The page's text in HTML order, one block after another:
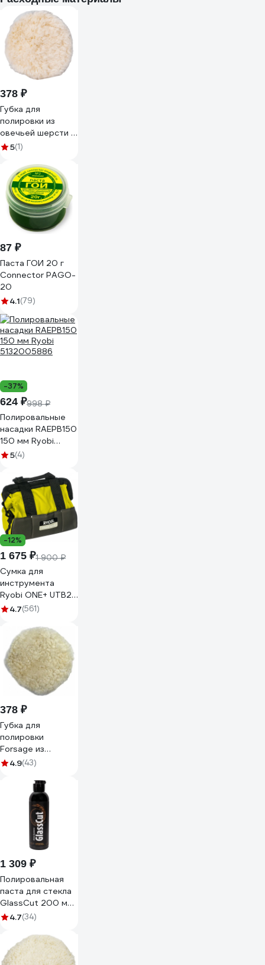
378 ₽
Губка для
полировки из
овечьей шерсти с
фиксацией
Rockforce RF-
PSP150L(48544)
5(1)
87 ₽
Паста ГОИ 20 г
Connector PAGO-
20
4.1(79)
-37%
624 ₽998 ₽
Полировальные
насадки RAEPB150
150 мм Ryobi
5132005886
5(4)
-12%
1 675 ₽1 900 ₽
Сумка для
инструмента
Ryobi ONE+ UTB2
5132000100
4.7(561)
378 ₽
Губка для
полировки
Forsage из
овечьей шерсти с
шнурком 150мм
48506 F-PSP150L
F-PSP150L(48506)
4.9(43)
1 309 ₽
Полировальная
паста для стекла
GlassCut 200 мл
Shine systems
4.7(34)